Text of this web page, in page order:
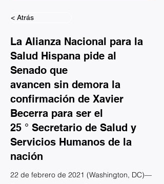
< Atrás
La Alianza Nacional para la
Salud Hispana pide al
Senado que
avancen sin demora la
confirmación de Xavier
Becerra para ser el
25 ° Secretario de Salud y
Servicios Humanos de la
nación
22 de febrero de 2021 (Washington, DC)—